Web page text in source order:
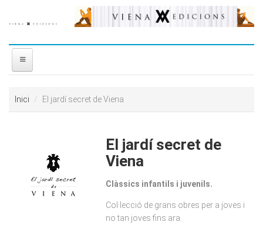
PREMIS
Inici El jardí secret de Viena
El jardí secret de
Viena
Clàssics infantils i juvenils.
Col·lecció de grans obres per a joves i
no tan joves fins ara.